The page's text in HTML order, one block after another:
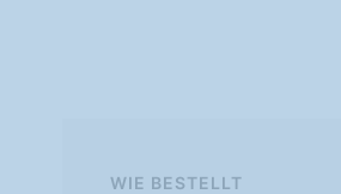
WIE BESTELLT